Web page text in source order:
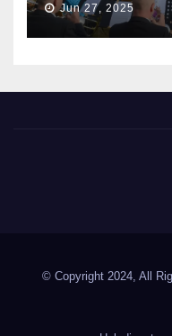
Jun 27, 2025
© Copyright 2024, All